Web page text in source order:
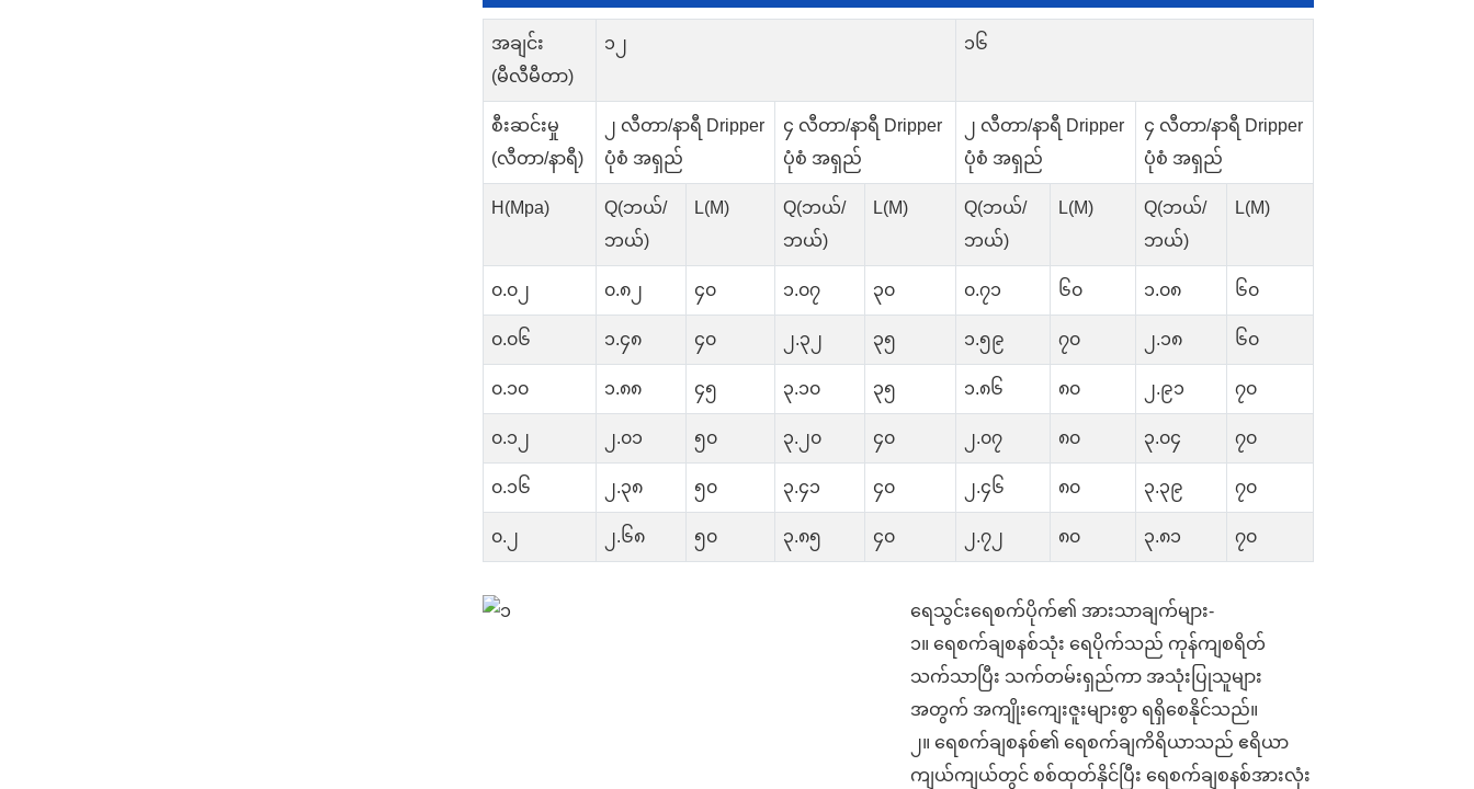
အချင်း
(မီလီမီတာ)
၁၂ ၁၆
စီးဆင်းမှု
(လီတာ/နာရီ)
၂ လီတာ/နာရီ Dripper
ပုံစံ အရှည်
၄ လီတာ/နာရီ Dripper
ပုံစံ အရှည်
၂ လီတာ/နာရီ Dripper
ပုံစံ အရှည်
၄ လီတာ/နာရီ Dripper
ပုံစံ အရှည်
H(Mpa)
Q(ဘယ်/
ဘယ်)
L(M)
Q(ဘယ်/
ဘယ်)
L(M)
Q(ဘယ်/
ဘယ်)
L(M)
Q(ဘယ်/
ဘယ်)
L(M)
၀.၀၂ ၀.၈၂ ၄၀ ၁.၀၇ ၃၀ ၀.၇၁ ၆၀ ၁.၀၈ ၆၀
၀.၀၆ ၁.၄၈ ၄၀ ၂.၃၂ ၃၅ ၁.၅၉ ၇၀ ၂.၁၈ ၆၀
၀.၁၀ ၁.၈၈ ၄၅ ၃.၁၀ ၃၅ ၁.၈၆ ၈၀ ၂.၉၁ ၇၀
၀.၁၂ ၂.၀၁ ၅၀ ၃.၂၀ ၄၀ ၂.၀၇ ၈၀ ၃.၀၄ ၇၀
၀.၁၆ ၂.၃၈ ၅၀ ၃.၄၁ ၄၀ ၂.၄၆ ၈၀ ၃.၃၉ ၇၀
၀.၂ ၂.၆၈ ၅၀ ၃.၈၅ ၄၀ ၂.၇၂ ၈၀ ၃.၈၁ ၇၀
ရေသွင်းရေစက်ပိုက်၏ အားသာချက်များ-
၁။ ရေစက်ချစနစ်သုံး ရေပိုက်သည် ကုန်ကျစရိတ်
သက်သာပြီး သက်တမ်းရှည်ကာ အသုံးပြုသူများ
အတွက် အကျိုးကျေးဇူးများစွာ ရရှိစေနိုင်သည်။
၂။ ရေစက်ချစနစ်၏ ရေစက်ချကိရိယာသည် ဧရိယာ
ကျယ်ကျယ်တွင် စစ်ထုတ်နိုင်ပြီး ရေစက်ချစနစ်အားလုံး